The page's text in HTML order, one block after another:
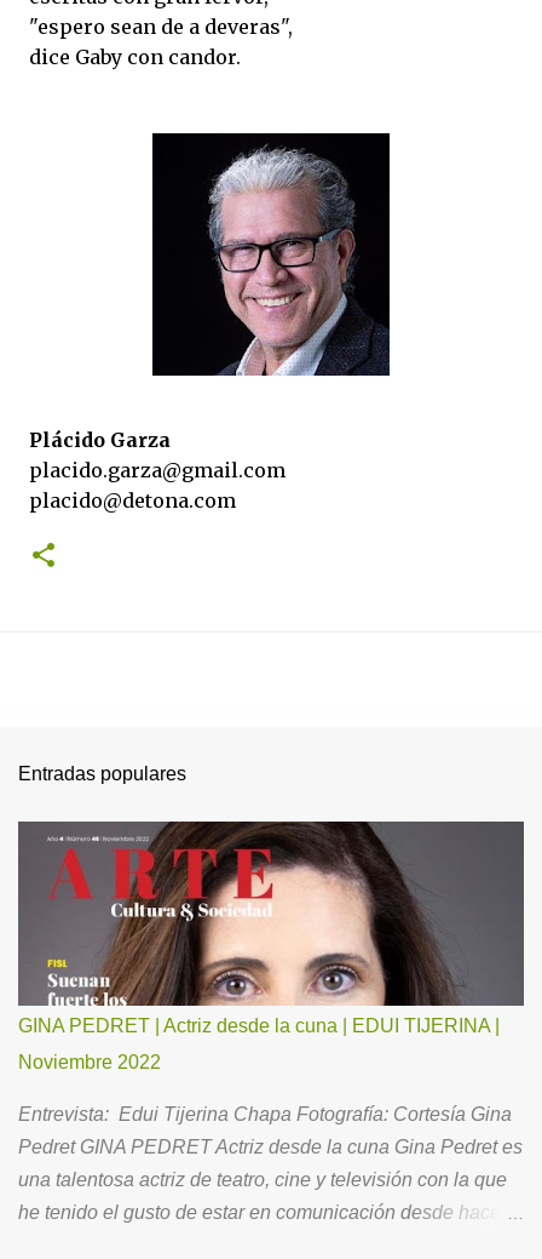
"espero sean de a deveras",
dice Gaby con candor.
Plácido Garza
placido.garza@gmail.com
placido@detona.com
Entradas populares
GINA PEDRET | Actriz desde la cuna | EDUI TIJERINA |
Noviembre 2022
Entrevista: Edui Tijerina Chapa Fotografía: Cortesía Gina
Pedret GINA PEDRET Actriz desde la cuna Gina Pedret es
una talentosa actriz de teatro, cine y televisión con la que
he tenido el gusto de estar en comunicación desde hace